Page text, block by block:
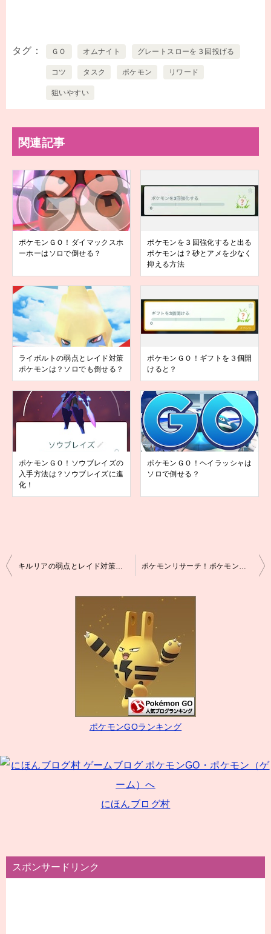
タグ ＧＯ オムナイト グレートスローを３回投げる
コツ タスク ポケモン リワード
狙いやすい
関連記事
ポケモンＧＯ！ダイマックスホ
ーホーはソロで倒せる？
ポケモンを３回強化すると出る
ポケモンは？砂とアメを少なく
抑える方法
ライボルトの弱点とレイド対策
ポケモンは？ソロでも倒せる？
ポケモンＧＯ！ギフトを３個開
けると？
ポケモンＧＯ！ソウブレイズの
入手方法は？ソウブレイズに進
化！
ポケモンＧＯ！ヘイラッシャは
ソロで倒せる？
投
キルリアの弱点とレイド対策！ソロで倒すためにはどうする？ ポケモンリサーチ！ポケモンを１０匹送るとどうなる？
ポケモンGOランキング
にほんブログ村
スポンサードリンク